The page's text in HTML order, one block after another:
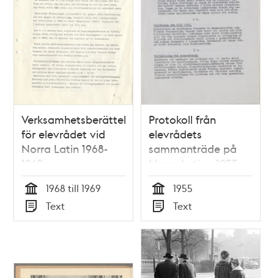
Verksamhetsberättelse
för elevrådet vid
Norra Latin 1968-
1969
Tid
1968 till 1969
Typ
Text
Protokoll från
elevrådets
sammanträde på
Norra Latin - 1955
Tid
1955
Typ
Text